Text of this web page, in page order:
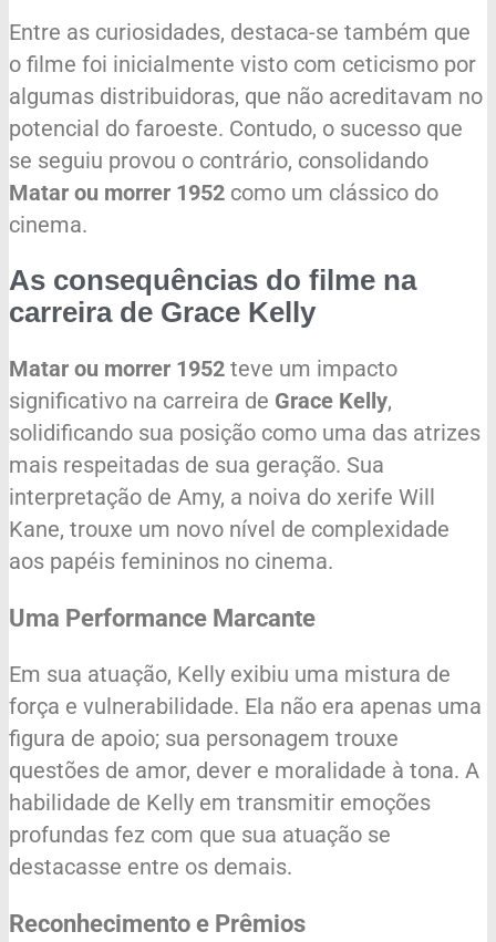
Entre as curiosidades, destaca-se também que
o filme foi inicialmente visto com ceticismo por
algumas distribuidoras, que não acreditavam no
potencial do faroeste. Contudo, o sucesso que
se seguiu provou o contrário, consolidando
Matar ou morrer 1952 como um clássico do
cinema.
As consequências do filme na
carreira de Grace Kelly
Matar ou morrer 1952 teve um impacto
significativo na carreira de Grace Kelly,
solidificando sua posição como uma das atrizes
mais respeitadas de sua geração. Sua
interpretação de Amy, a noiva do xerife Will
Kane, trouxe um novo nível de complexidade
aos papéis femininos no cinema.
Uma Performance Marcante
Em sua atuação, Kelly exibiu uma mistura de
força e vulnerabilidade. Ela não era apenas uma
figura de apoio; sua personagem trouxe
questões de amor, dever e moralidade à tona. A
habilidade de Kelly em transmitir emoções
profundas fez com que sua atuação se
destacasse entre os demais.
Reconhecimento e Prêmios